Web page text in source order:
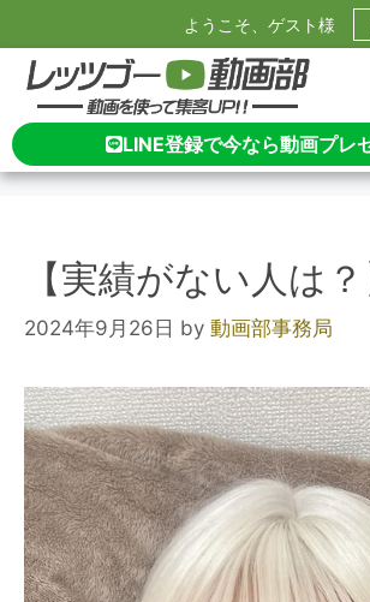
ようこそ、ゲスト様
LINE登録で今なら動画プレ
【実績がない人は？
2024年9月26日 by 動画部事務局